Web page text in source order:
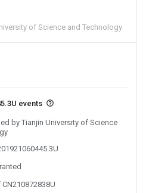
of Science and Technology
events
by Tianjin University of Science